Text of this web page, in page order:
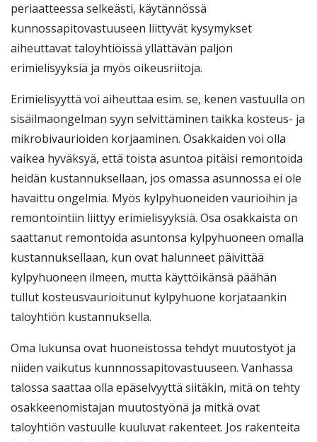
periaatteessa selkeästi, käytännössä
kunnossapitovastuuseen liittyvät kysymykset
aiheuttavat taloyhtiöissä yllättävän paljon
erimielisyyksiä ja myös oikeusriitoja.
Erimielisyyttä voi aiheuttaa esim. se, kenen vastuulla on
sisäilmaongelman syyn selvittäminen taikka kosteus- ja
mikrobivaurioiden korjaaminen. Osakkaiden voi olla
vaikea hyväksyä, että toista asuntoa pitäisi remontoida
heidän kustannuksellaan, jos omassa asunnossa ei ole
havaittu ongelmia. Myös kylpyhuoneiden vaurioihin ja
remontointiin liittyy erimielisyyksiä. Osa osakkaista on
saattanut remontoida asuntonsa kylpyhuoneen omalla
kustannuksellaan, kun ovat halunneet päivittää
kylpyhuoneen ilmeen, mutta käyttöikänsä päähän
tullut kosteusvaurioitunut kylpyhuone korjataankin
taloyhtiön kustannuksella.
Oma lukunsa ovat huoneistossa tehdyt muutostyöt ja
niiden vaikutus kunnnossapitovastuuseen. Vanhassa
talossa saattaa olla epäselvyyttä siitäkin, mitä on tehty
osakkeenomistajan muutostyönä ja mitkä ovat
taloyhtiön vastuulle kuuluvat rakenteet. Jos rakenteita